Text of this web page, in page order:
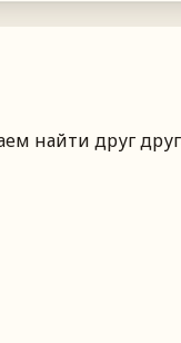
найти друг